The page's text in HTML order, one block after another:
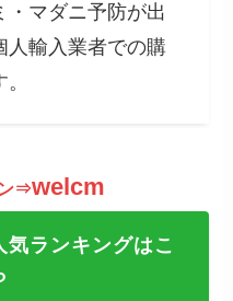
・マダニ予防が出
人輸入業者での購
⇒welcm
気ランキングはこ